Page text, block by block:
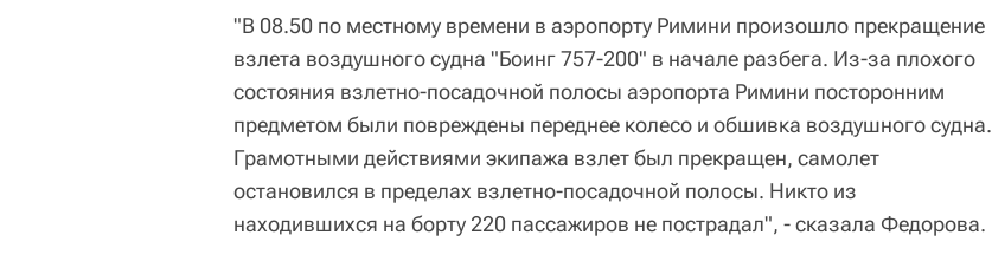
"В 08.50 по местному времени в аэропорту Римини произошло прекращение
взлета воздушного судна "Боинг 757-200" в начале разбега. Из-за плохого
состояния взлетно-посадочной полосы аэропорта Римини посторонним
предметом были повреждены переднее колесо и обшивка воздушного судна.
Грамотными действиями экипажа взлет был прекращен, самолет
остановился в пределах взлетно-посадочной полосы. Никто из
находившихся на борту 220 пассажиров не пострадал", - сказала Федорова.